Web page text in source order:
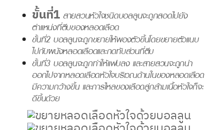
ขั้นที่1 สายสวนหัวใจชนิดบอลลูนจะถูกสอดไปยัง
ตำแหน่งที่ตีบของหลอดเลือด
ขั้นที่2 บอลลูนจะถูกขยายให้พองตัวขึ้นโดยขยายตัวแนบ
ไปกับผนังหลอดเลือดและกดทับส่วนที่ตีบ
ขั้นที่3 บอลลูนจะถูกทำให้แฟบลง และสายสวนจะถูกนำ
ออกไปจากหลอดเลือดหัวใจบริเวณด้านในของหลอดเลือด
มีความกว้างขึ้น และการไหลของเลือดสู่กล้ามเนื้อหัวใจก็จะ
ดีขึ้นด้วย